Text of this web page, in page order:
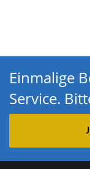
Einmalige
Service.